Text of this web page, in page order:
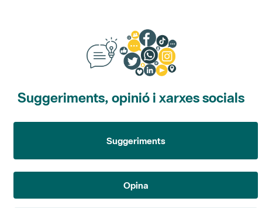
Suggeriments, opinió i xarxes socials
Suggeriments
Opina